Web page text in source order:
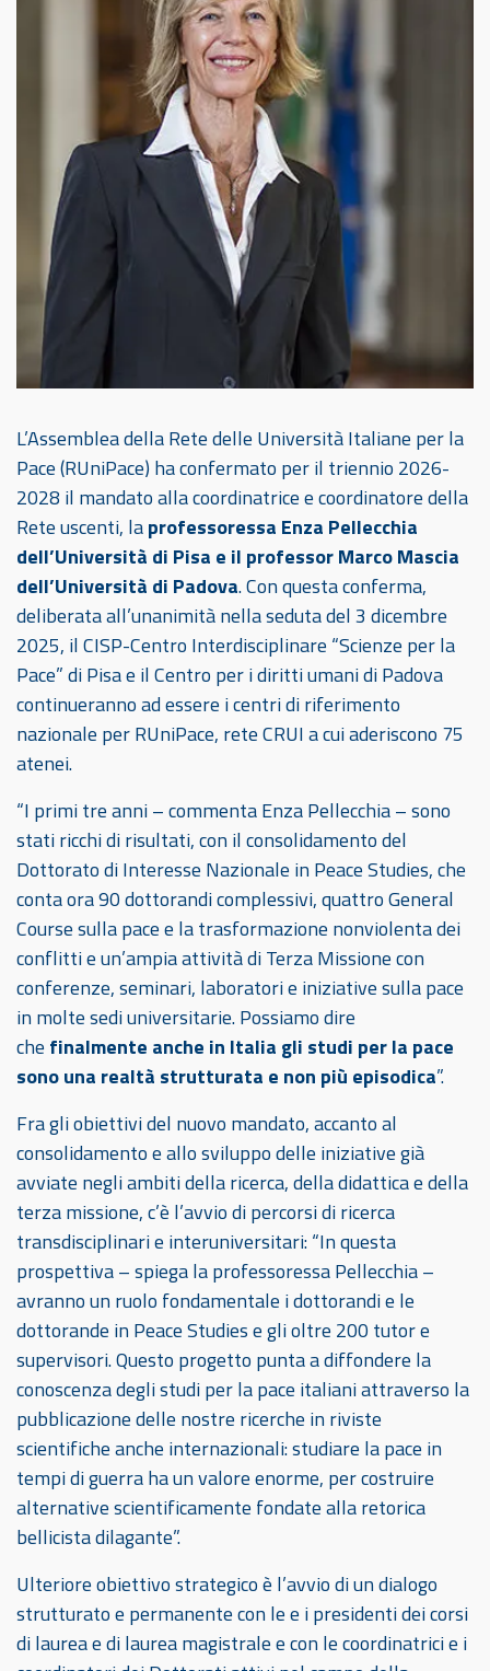
L’Assemblea della Rete delle Università Italiane per la
Pace (RUniPace) ha confermato per il triennio 2026-
2028 il mandato alla coordinatrice e coordinatore della
Rete uscenti, laprofessoressa Enza Pellecchia
dell’Università di Pisa e il professor Marco Mascia
dell’Università di Padova. Con questa conferma,
deliberata all’unanimità nella seduta del 3 dicembre
2025, il CISP-Centro Interdisciplinare “Scienze per la
Pace” di Pisa e il Centro per i diritti umani di Padova
continueranno ad essere i centri di riferimento
nazionale per RUniPace, rete CRUI a cui aderiscono 75
atenei.
“I primi tre anni – commenta Enza Pellecchia – sono
stati ricchi di risultati, con il consolidamento del
Dottorato di Interesse Nazionale in Peace Studies, che
conta ora 90 dottorandi complessivi, quattro General
Course sulla pace e la trasformazione nonviolenta dei
conflitti e un’ampia attività di Terza Missione con
conferenze, seminari, laboratori e iniziative sulla pace
in molte sedi universitarie. Possiamo dire
che finalmente anche in Italia gli studi per la pace
sono una realtà strutturata e non più episodica”.
Fra gli obiettivi del nuovo mandato, accanto al
consolidamento e allo sviluppo delle iniziative già
avviate negli ambiti della ricerca, della didattica e della
terza missione, c’è l’avvio di percorsi di ricerca
transdisciplinari e interuniversitari: “In questa
prospettiva – spiega la professoressa Pellecchia –
avranno un ruolo fondamentale i dottorandi e le
dottorande in Peace Studies e gli oltre 200 tutor e
supervisori. Questo progetto punta a diffondere la
conoscenza degli studi per la pace italiani attraverso la
pubblicazione delle nostre ricerche in riviste
scientifiche anche internazionali: studiare la pace in
tempi di guerra ha un valore enorme, per costruire
alternative scientificamente fondate alla retorica
bellicista dilagante”.
Ulteriore obiettivo strategico è l’avvio di un dialogo
strutturato e permanente con le e i presidenti dei corsi
di laurea e di laurea magistrale e con le coordinatrici e i